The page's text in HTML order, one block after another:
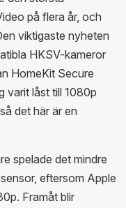
på flera år, och
viktigaste nyheten
HKSV-kameror
HomeKit Secure
varit låst till 1080p
det här är en
spelade det mindre
eftersom Apple
Framåt blir